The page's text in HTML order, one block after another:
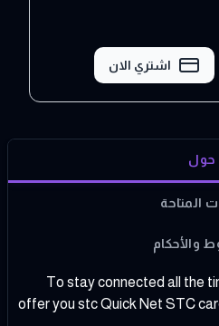
اشتري الان
حول
المتاحة
والأحكام
To stay connected all the
offer you stc Quick Net STC